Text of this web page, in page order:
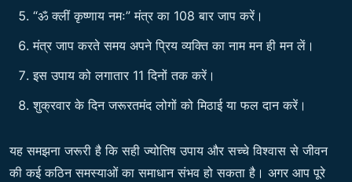
“ॐ क्लीं कृष्णाय नमः” मंत्र का 108 बार जाप करें।
मंत्र जाप करते समय अपने प्रिय व्यक्ति का नाम मन ही मन लें।
इस उपाय को लगातार 11 दिनों तक करें।
शुक्रवार के दिन जरूरतमंद लोगों को मिठाई या फल दान करें।
यह समझना जरूरी है कि सही ज्योतिष उपाय और सच्चे विश्वास से जीवन
की कई कठिन समस्याओं का समाधान संभव हो सकता है। अगर आप पूरे